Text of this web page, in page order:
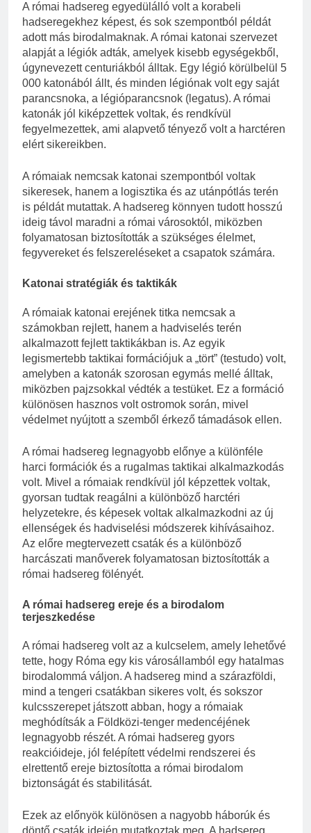
A római hadsereg egyedülálló volt a korabeli
hadseregekhez képest, és sok szempontból példát
adott más birodalmaknak. A római katonai szervezet
alapját a légiók adták, amelyek kisebb egységekből,
úgynevezett centuriákból álltak. Egy légió körülbelül 5
000 katonából állt, és minden légiónak volt egy saját
parancsnoka, a légióparancsnok (legatus). A római
katonák jól kiképzettek voltak, és rendkívül
fegyelmezettek, ami alapvető tényező volt a harctéren
elért sikereikben.
A rómaiak nemcsak katonai szempontból voltak
sikeresek, hanem a logisztika és az utánpótlás terén
is példát mutattak. A hadsereg könnyen tudott hosszú
ideig távol maradni a római városoktól, miközben
folyamatosan biztosították a szükséges élelmet,
fegyvereket és felszereléseket a csapatok számára.
Katonai stratégiák és taktikák
A rómaiak katonai erejének titka nemcsak a
számokban rejlett, hanem a hadviselés terén
alkalmazott fejlett taktikákban is. Az egyik
legismertebb taktikai formációjuk a „tört” (testudo) volt,
amelyben a katonák szorosan egymás mellé álltak,
miközben pajzsokkal védték a testüket. Ez a formáció
különösen hasznos volt ostromok során, mivel
védelmet nyújtott a szemből érkező támadások ellen.
A római hadsereg legnagyobb előnye a különféle
harci formációk és a rugalmas taktikai alkalmazkodás
volt. Mivel a rómaiak rendkívül jól képzettek voltak,
gyorsan tudtak reagálni a különböző harctéri
helyzetekre, és képesek voltak alkalmazkodni az új
ellenségek és hadviselési módszerek kihívásaihoz.
Az előre megtervezett csaták és a különböző
harcászati manőverek folyamatosan biztosították a
római hadsereg fölényét.
A római hadsereg ereje és a birodalom
terjeszkedése
A római hadsereg volt az a kulcselem, amely lehetővé
tette, hogy Róma egy kis városállamból egy hatalmas
birodalommá váljon. A hadsereg mind a szárazföldi,
mind a tengeri csatákban sikeres volt, és sokszor
kulcsszerepet játszott abban, hogy a rómaiak
meghódítsák a Földközi-tenger medencéjének
legnagyobb részét. A római hadsereg gyors
reakcióideje, jól felépített védelmi rendszerei és
elrettentő ereje biztosította a római birodalom
biztonságát és stabilitását.
Ezek az előnyök különösen a nagyobb háborúk és
döntő csaták idején mutatkoztak meg. A hadsereg